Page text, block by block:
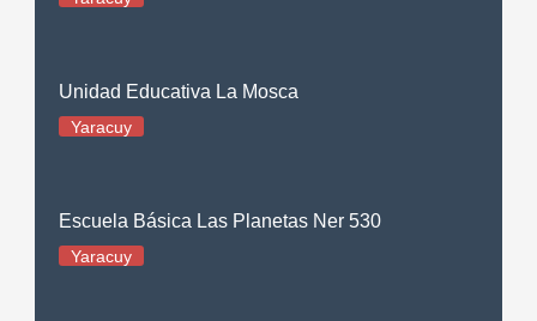
Unidad Educativa La Mosca
Yaracuy
Escuela Básica Las Planetas Ner 530
Yaracuy